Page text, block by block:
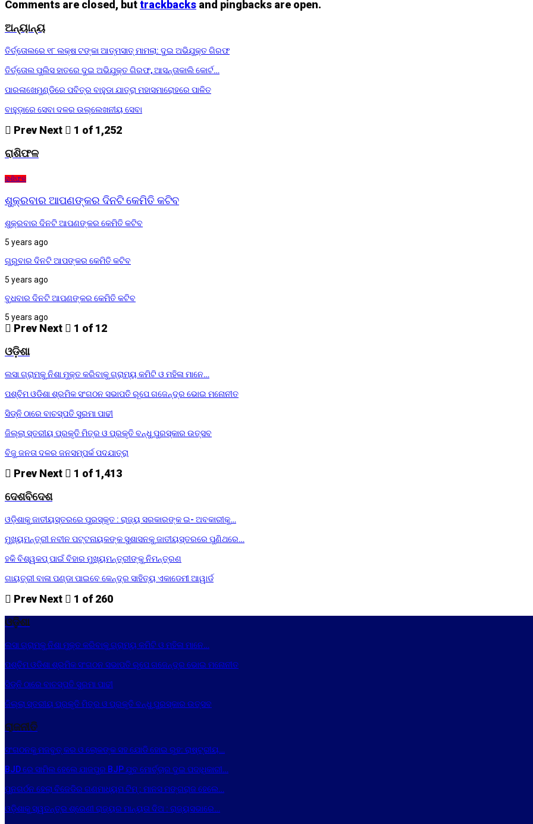
Comments are closed, buttrackbacks and pingbacks are open.
ଅନ୍ୟାନ୍ୟ
ତିର୍ତ୍ତୋଲରେ ୧୮ ଲକ୍ଷ ଟଙ୍କା ଆତ୍ମସାତ୍ ମାମଲା: ଦୁଇ ଅଭିଯୁକ୍ତ ଗିରଫ
ତିର୍ତ୍ତୋଲ ପୁଲିସ ହାତରେ ଦୁଇ ଅଭିଯୁକ୍ତ ଗିରଫ, ଆସନ୍ତାକାଲି କୋର୍ଟ…
ପାରଳାଖେମୁଣ୍ଡିରେ ପବିତ୍ର ବାହୁଡା ଯାତ୍ରା ମହାସମାରୋହରେ ପାଳିତ
ବାହୁଡ଼ାରେ ସେବା ଦଳର ଉଲ୍ଲେଖନୀୟ ସେବା
Prev Next
1 of 1,252
ରାଶିଫଳ
ରାଶିଫଳ
ଶୁକ୍ରବାର ଆପଣଙ୍କର ଦିନଟି କେମିତି କଟିବ
ଶୁକ୍ରବାର ଦିନଟି ଆପଣଙ୍କର କେମିତି କଟିବ
5 years ago
ଗୁରୁବାର ଦିନଟି ଆପଙ୍କର କେମିତି କଟିବ
5 years ago
ବୁଧବାର ଦିନଟି ଆପଣଙ୍କର କେମିତି କଟିବ
5 years ago
Prev Next
1 of 12
ଓଡ଼ିଶା
ଲସା ଗ୍ରାମକୁ ନିଶା ମୁକ୍ତ କରିବାକୁ ଗ୍ରାମ୍ୟ କମିଟି ଓ ମହିଳା ମାନେ…
ପଶ୍ଚିମ ଓଡିଶା ଶ୍ରମିକ ସଂଗଠନ ସଭାପତି ରୂପେ ଗଜେନ୍ଦ୍ର ଭୋଇ ମନୋନୀତ
ସିଡ୍‌ନି ଠାରେ ବାଚସ୍ପତି ସୁରମା ପାଢୀ
ଜିଲ୍ଲା ସ୍ତରୀୟ ପ୍ରକୃତି ମିତ୍ର ଓ ପ୍ରକୃତି ବନ୍ଧୁ ପୁରସ୍କାର ଉତ୍ସବ
ବିଜୁ ଜନତା ଦଳର ଜନସମ୍ପର୍କ ପଦଯାତ୍ରା
Prev Next
1 of 1,413
ଦେଶବିଦେଶ
ଓଡ଼ିଶାକୁ ଜାତୀୟସ୍ତରରେ ପୁରସ୍କୃତ : ରାଜ୍ୟ ସରକାରଙ୍କ ଇ- ଅବକାରୀକୁ…
ମୁଖ୍ୟମନ୍ତ୍ରୀ ନବୀନ ପଟ୍ଟନାୟକଙ୍କ ସୁଶାସନକୁ ଜାତୀୟସ୍ତରରେ ପୁଣିଥରେ…
ହକି ବିଶ୍ୱକପ୍ ପାଇଁ ବିହାର ମୁଖ୍ୟମନ୍ତ୍ରୀଙ୍କୁ ନିମନ୍ତ୍ରଣ
ଗାୟତ୍ରୀ ବାଳା ପଣ୍ଡା ପାଇବେ କେନ୍ଦ୍ର ସାହିତ୍ୟ ଏକାଡେମୀ ଆୱାର୍ଡ
Prev Next
1 of 260
ଓଡ଼ିଶା
ଲସା ଗ୍ରାମକୁ ନିଶା ମୁକ୍ତ କରିବାକୁ ଗ୍ରାମ୍ୟ କମିଟି ଓ ମହିଳା ମାନେ…
ପଶ୍ଚିମ ଓଡିଶା ଶ୍ରମିକ ସଂଗଠନ ସଭାପତି ରୂପେ ଗଜେନ୍ଦ୍ର ଭୋଇ ମନୋନୀତ
ସିଡ୍‌ନି ଠାରେ ବାଚସ୍ପତି ସୁରମା ପାଢୀ
ଜିଲ୍ଲା ସ୍ତରୀୟ ପ୍ରକୃତି ମିତ୍ର ଓ ପ୍ରକୃତି ବନ୍ଧୁ ପୁରସ୍କାର ଉତ୍ସବ
ରାଜନୀତି
ସଂଗଠନକୁ ମଜବୁତ୍ କର ଓ ଲୋକଙ୍କ ସହ ଯୋଡି ହୋଇ ରୁହ: ରାଷ୍ଟ୍ରୀୟ…
BJD ରେ ସାମିଲ ହେଲେ ଯାଜପୁର BJP ଯୁବ ମୋର୍ଚ୍ଚାର ଦୁଇ ପଦାଧିକାରୀ…
ପୁନଗର୍ଠନ ହେଲା ବିଜେଡିର ଗଣମାଧ୍ୟମ ଟିମ୍ : ମାନସ ମଙ୍ଗରାଜ ହେଲେ…
ଓଡ଼ିଶାକୁ ସ୍ୱତନ୍ତ୍ର ଶ୍ରେଣୀ ରାଜ୍ୟର ମାନ୍ୟତା ଦିଅ : ରାଜ୍ୟସଭାରେ…